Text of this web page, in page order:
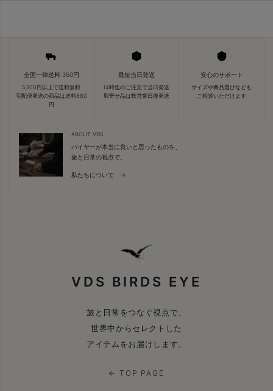
全国一律送料 350円
5,500円以上で送料無料
宅配便発送の商品は送料880
円
最短当日発送
14時迄のご注文で当日発送
取寄せ品は数営業日後発送
安心のサポート
サイズや商品選びなども
ご相談いただけます
ABOUT VDS
バイヤーが本当に良いと思ったものを、
旅と日常の視点で。
私たちについて →
VDS BIRDS EYE
旅と日常をつなぐ視点で、
世界中からセレクトした
アイテムをお届けします。
← TOP PAGE